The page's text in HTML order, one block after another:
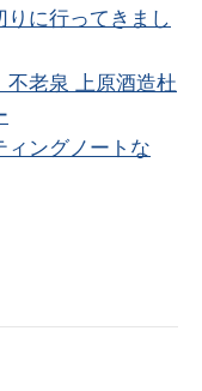
りに行ってきまし
不老泉 上原酒造杜
ィングノートな